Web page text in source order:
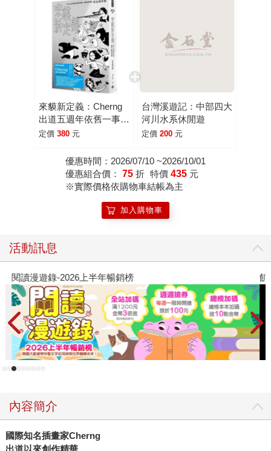
來貘新定義：Cherng
出道五週年依舊一事無
成特輯(完全保存版)
定價 380 元
台灣溪遊記：中部四大
河川水系休閒遊
定價 200 元
優惠時間：2026/07/10 ~2026/10/01
優惠組合價： 75 折 特價 435 元
※實際價格依購物車結帳為主
加入購物車
活動訊息
閱讀漫遊錄-2026上半年暢銷榜 飢
內容簡介
國際知名插畫家Cherng